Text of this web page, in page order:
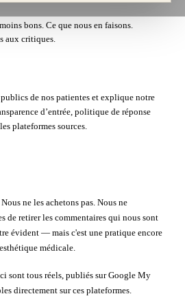
bons. Ce que nous en faisons.
aux critiques.
de nos patientes et explique notre
d’entrée, politique de réponse
plateformes sources.
ne les achetons pas. Nous ne
de retirer les commentaires qui nous sont
évident — mais c'est une pratique encore
médicale.
sont tous réels, publiés surGoogle My
directement sur ces plateformes.